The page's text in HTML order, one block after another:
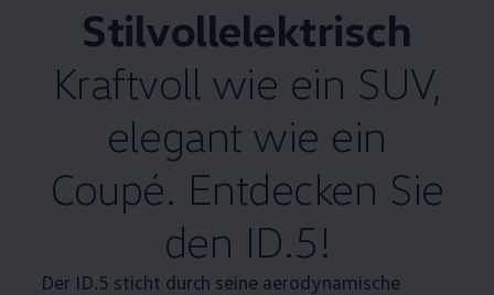
Stilvollelektrisch
Kraftvoll wie ein SUV,
elegant wie ein
Coupé. Entdecken Sie
den ID.5!
Der ID.5 sticht durch seine aerodynamische